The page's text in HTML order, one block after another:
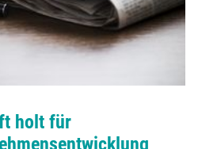
holt für